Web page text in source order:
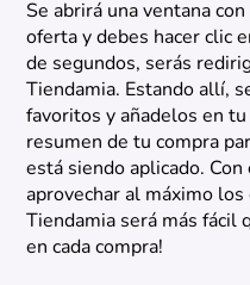
Se abrirá una ventana
oferta y debes hacer clic
de segundos, serás
Tiendamia. Estando allí,
favoritos y añadelos en
resumen de tu compra
está siendo aplicado.
aprovechar al máximo
Tiendamia será más fácil
en cada compra!